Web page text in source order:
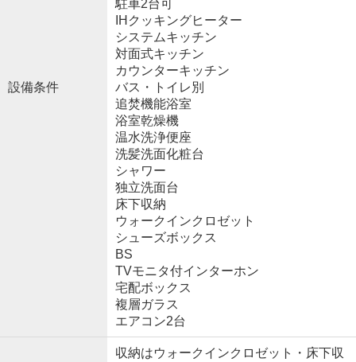
設備条件
駐車2台可
IHクッキングヒーター
システムキッチン
対面式キッチン
カウンターキッチン
バス・トイレ別
追焚機能浴室
浴室乾燥機
温水洗浄便座
洗髪洗面化粧台
シャワー
独立洗面台
床下収納
ウォークインクロゼット
シューズボックス
BS
TVモニタ付インターホン
宅配ボックス
複層ガラス
エアコン2台
収納はウォークインクロゼット・床下収